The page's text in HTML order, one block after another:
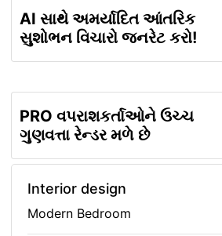
AI સાથે અમર્યાદિત આંતરિક
સુશોભન વિચારો જનરેટ કરો!
PRO વપરાશકર્તાઓને ઉચ્ચ
ગુણવત્તા રેન્ડર મળે છે
Interior design
Modern Bedroom